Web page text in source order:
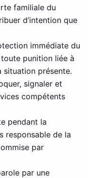
familiale du
d’intention que
immédiate du
punition liée à
situation présente.
signaler et
compétents
pendant la
responsable de la
par
par une